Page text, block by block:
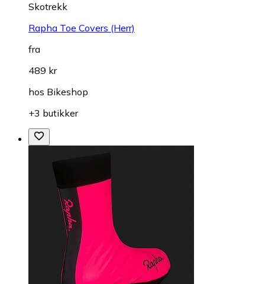
Skotrekk
Rapha Toe Covers (Herr)
fra
489 kr
hos Bikeshop
+3 butikker